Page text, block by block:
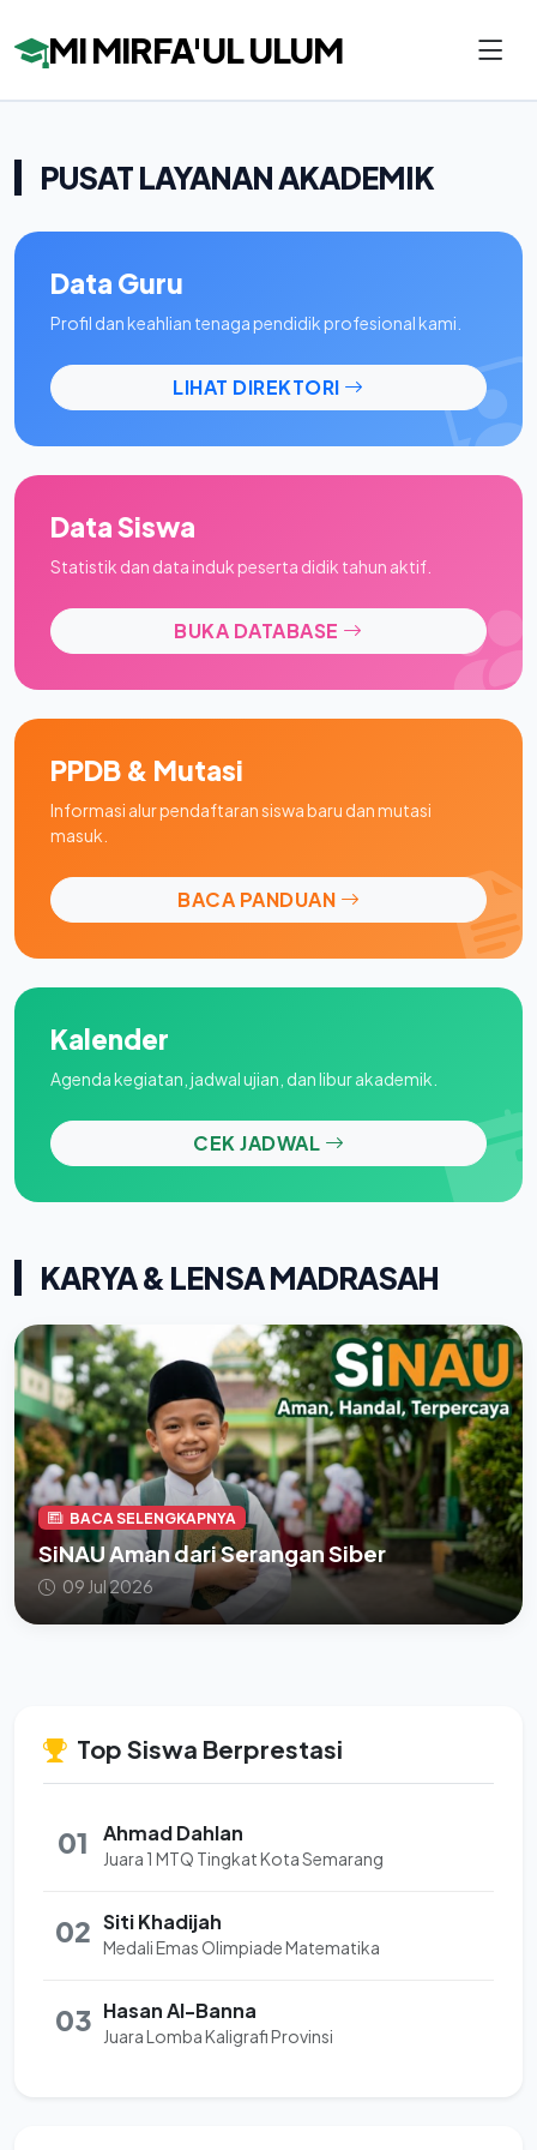
MI MIRFA'UL ULUM
PUSAT LAYANAN AKADEMIK
Data Guru
Profil dan keahlian tenaga pendidik profesional kami.
LIHAT DIREKTORI
Data Siswa
Statistik dan data induk peserta didik tahun aktif.
BUKA DATABASE
PPDB & Mutasi
Informasi alur pendaftaran siswa baru dan mutasi
masuk.
BACA PANDUAN
Kalender
Agenda kegiatan, jadwal ujian, dan libur akademik.
CEK JADWAL
KARYA & LENSA MADRASAH
BACA SELENGKAPNYA
SiNAU Aman dari Serangan Siber
09 Jul 2026
Top Siswa Berprestasi
01 Ahmad Dahlan
Juara 1 MTQ Tingkat Kota Semarang
02 Siti Khadijah
Medali Emas Olimpiade Matematika
03 Hasan Al-Banna
Juara Lomba Kaligrafi Provinsi